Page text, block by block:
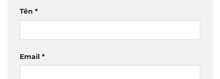
Tên *
Email *